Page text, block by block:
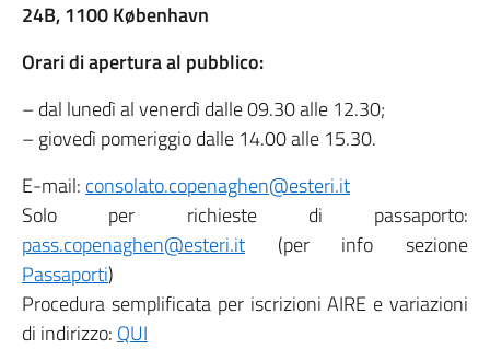
24B, 1100 København
Orari di apertura al pubblico:
– dal lunedì al venerdì dalle 09.30 alle 12.30;
– giovedì pomeriggio dalle 14.00 alle 15.30.
E-mail: consolato.copenaghen@esteri.it
Solo per richieste di passaporto:
pass.copenaghen@esteri.it (per info sezione
Passaporti)
Procedura semplificata per iscrizioni AIRE e variazioni
di indirizzo: QUI